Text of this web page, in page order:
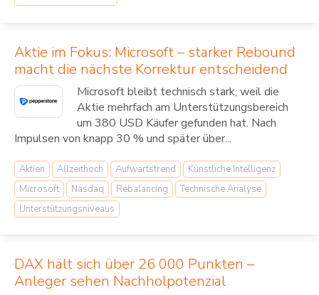
Aktie im Fokus: Microsoft – starker Rebound
macht die nächste Korrektur entscheidend
Microsoft bleibt technisch stark, weil die
Aktie mehrfach am Unterstützungsbereich
um 380 USD Käufer gefunden hat. Nach
Impulsen von knapp 30 % und später über...
Aktien Allzeithoch Aufwärtstrend
Künstliche Intelligenz
Microsoft
Nasdaq Rebalancing
Technische Analyse
Unterstützungsniveaus
DAX hält sich über 26 000 Punkten –
Anleger sehen Nachholpotenzial